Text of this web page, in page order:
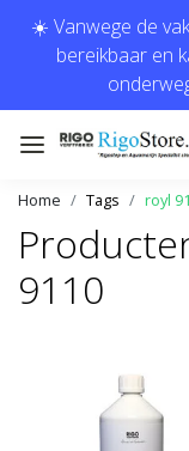
☀️ Vanwege de
bereikbaar en
Home Tags royl
9110